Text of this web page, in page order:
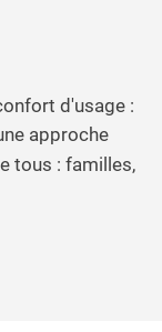
d'usage :
approche
tous : familles,